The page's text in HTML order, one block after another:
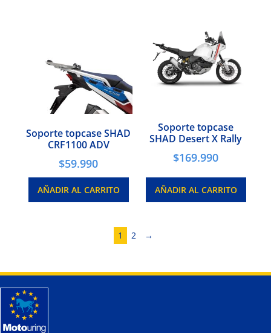
Soporte topcase SHAD
CRF1100 ADV
$59.990
AÑADIR AL CARRITO
Soporte topcase
SHAD Desert X Rally
$169.990
AÑADIR AL CARRITO
1 2 →